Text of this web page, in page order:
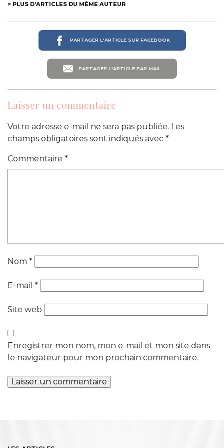
> PLUS D'ARTICLES DU MÊME AUTEUR
PARTAGER L'ARTICLE SUR FACEBOOK
PARTAGER L'ARTICLE PAR MAIL
Laisser un commentaire
Votre adresse e-mail ne sera pas publiée. Les
champs obligatoires sont indiqués avec *
Commentaire *
Nom *
E-mail *
Site web
Enregistrer mon nom, mon e-mail et mon site dans
le navigateur pour mon prochain commentaire.